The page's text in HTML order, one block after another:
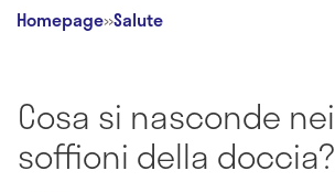
Homepage»Salute
Cosa si nasconde nei
soffioni della doccia?